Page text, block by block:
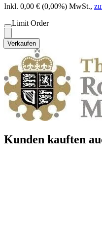
Inkl. 0,00 € (0,00%) MwSt.,
Limit Order
Verkaufen
Kunden kauften